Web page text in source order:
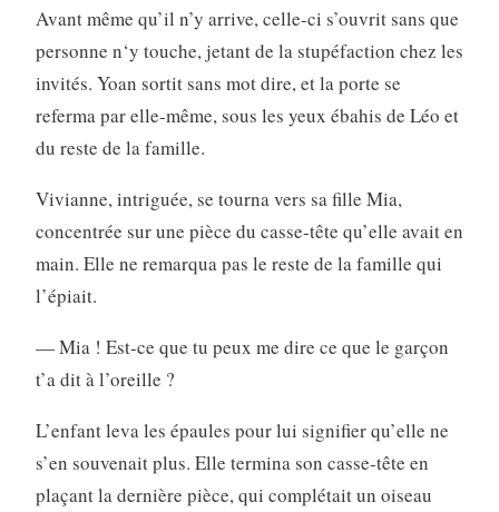
Avant même qu’il n’y arrive, celle-ci s’ouvrit sans que
personne n‘y touche, jetant de la stupéfaction chez les
invités. Yoan sortit sans mot dire, et la porte se
referma par elle-même, sous les yeux ébahis de Léo et
du reste de la famille.
Vivianne, intriguée, se tourna vers sa fille Mia,
concentrée sur une pièce du casse-tête qu’elle avait en
main. Elle ne remarqua pas le reste de la famille qui
l’épiait.
— Mia ! Est-ce que tu peux me dire ce que le garçon
t’a dit à l’oreille ?
L’enfant leva les épaules pour lui signifier qu’elle ne
s’en souvenait plus. Elle termina son casse-tête en
plaçant la dernière pièce, qui complétait un oiseau